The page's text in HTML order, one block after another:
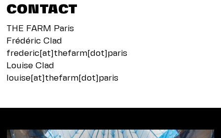
CONTACT
THE FARM Paris
Frédéric Clad
frederic[at]thefarm[dot]paris
Louise Clad
louise[at]thefarm[dot]paris